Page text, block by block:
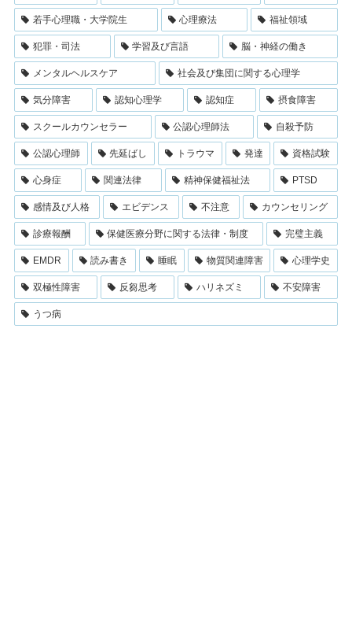
若手心理職・大学院生 心理療法 福祉領域
犯罪・司法 学習及び言語 脳・神経の働き
メンタルヘルスケア 社会及び集団に関する心理学
気分障害 認知心理学 認知症 摂食障害
スクールカウンセラー 公認心理師法 自殺予防
公認心理師 先延ばし トラウマ 発達 資格試験
心身症 関連法律 精神保健福祉法 PTSD
感情及び人格 エビデンス 不注意 カウンセリング
診療報酬 保健医療分野に関する法律・制度 完璧主義
EMDR 読み書き 睡眠 物質関連障害 心理学史
双極性障害 反芻思考 ハリネズミ 不安障害
うつ病